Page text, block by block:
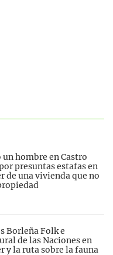
hombre en Castro
presuntas estafas en
de una vivienda que no
Borleña Folk e
de las Naciones en
y la ruta sobre la fauna